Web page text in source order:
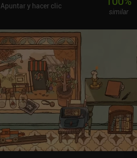
Apuntar y hacer clic
similar